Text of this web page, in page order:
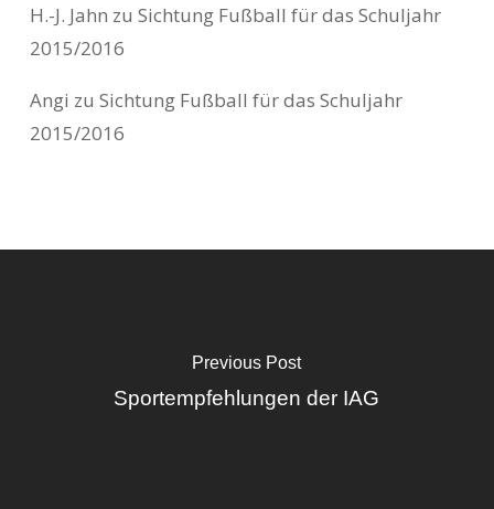
H.-J. Jahn zu Sichtung Fußball für das Schuljahr
2015/2016
Angi zu Sichtung Fußball für das Schuljahr
2015/2016
Previous Post
Sportempfehlungen der IAG